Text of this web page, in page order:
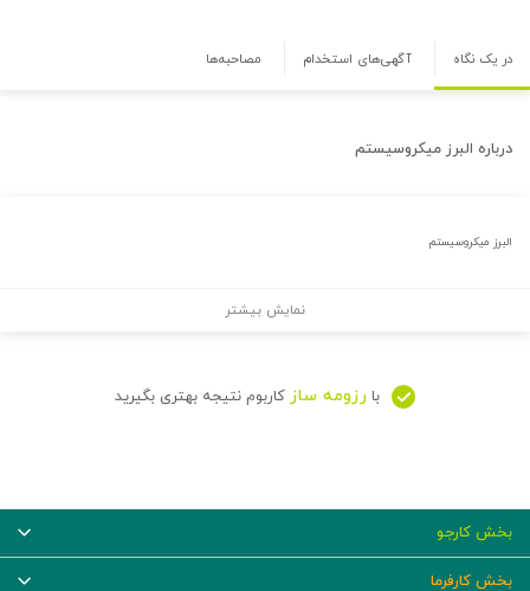
در یک نگاه آگهی‌های استخدام مصاحبه‌ها
درباره البرز میکروسیستم
البرز میکروسیستم
نمایش بیشتر
با رزومه ساز کاربوم نتیجه بهتری بگیرید
بخش کارجو
بخش کارفرما